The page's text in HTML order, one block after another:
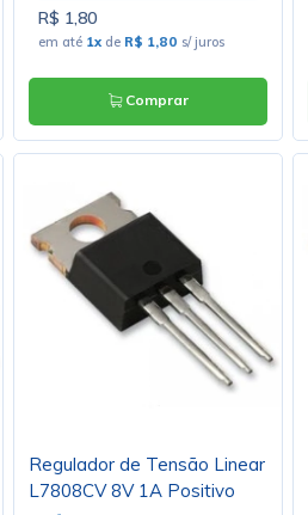
R$ 1,80
em até 1x de R$ 1,80 s/ juros
Comprar
Regulador de Tensão Linear
L7808CV 8V 1A Positivo